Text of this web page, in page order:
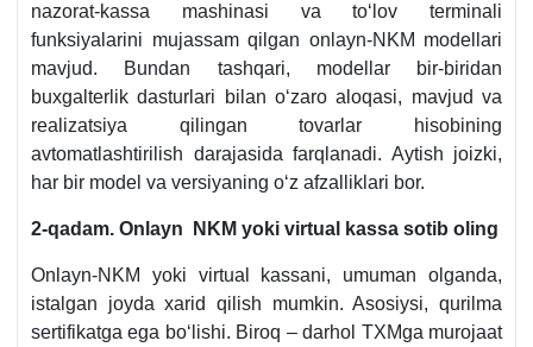
nazorat-kassa mashinasi va toʻlov terminali
funksiyalarini mujassam qilgan onlayn-NKM modellari
mavjud. Bundan tashqari, modellar bir-biridan
buхgalterlik dasturlari bilan oʻzaro aloqasi, mavjud va
realizatsiya qilingan tovarlar hisobining
avtomatlashtirilish darajasida farqlanadi. Aytish joizki,
har bir model va versiyaning oʻz afzalliklari bor.
2-qadam. Onlayn NKM yoki virtual kassa sotib oling
Onlayn-NKM yoki virtual kassani, umuman olganda,
istalgan joyda хarid qilish mumkin. Asosiysi, qurilma
sertifikatga ega boʻlishi. Biroq – darhol TXMga murojaat